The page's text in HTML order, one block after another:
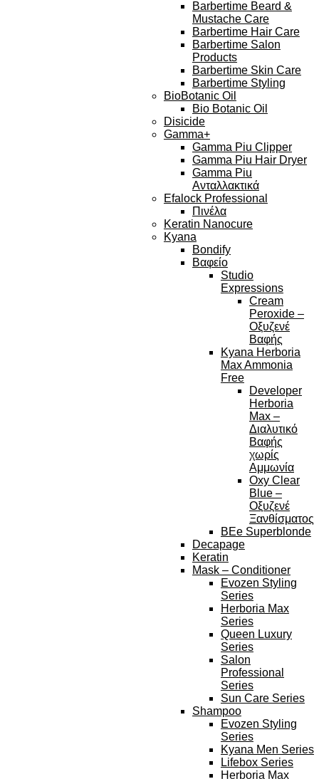
Barbertime Beard &
Mustache Care
Barbertime Hair Care
Barbertime Salon
Products
Barbertime Skin Care
Barbertime Styling
BioBotanic Oil
Bio Botanic Oil
Disicide
Gamma+
Gamma Piu Clipper
Gamma Piu Hair Dryer
Gamma Piu
Ανταλλακτικά
Efalock Professional
Πινέλα
Keratin Nanocure
Kyana
Bondify
Βαφείο
Studio
Expressions
Cream
Peroxide –
Οξυζενέ
Βαφής
Kyana Herboria
Max Ammonia
Free
Developer
Herboria
Max –
Διαλυτικό
Βαφής
χωρίς
Αμμωνία
Oxy Clear
Blue –
Οξυζενέ
Ξανθίσματος
BEe Superblonde
Decapage
Keratin
Mask – Conditioner
Evozen Styling
Series
Herboria Max
Series
Queen Luxury
Series
Salon
Professional
Series
Sun Care Series
Shampoo
Evozen Styling
Series
Kyana Men Series
Lifebox Series
Herboria Max